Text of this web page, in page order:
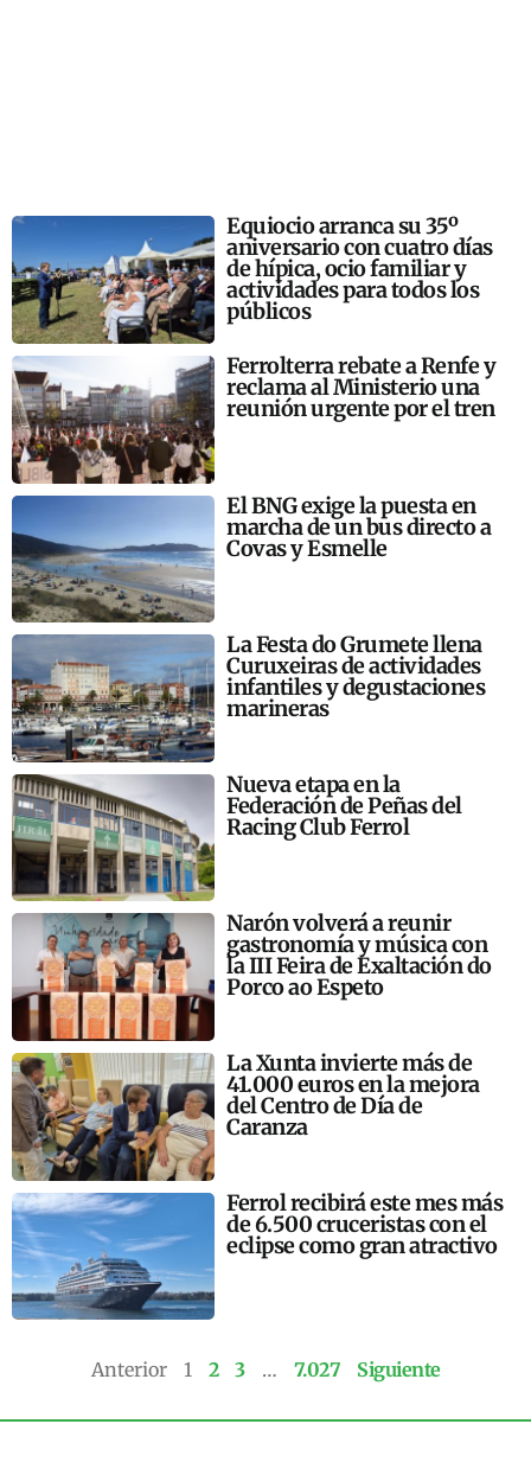
Equiocio arranca su 35º
aniversario con cuatro días
de hípica, ocio familiar y
actividades para todos los
públicos
Ferrolterra rebate a Renfe y
reclama al Ministerio una
reunión urgente por el tren
El BNG exige la puesta en
marcha de un bus directo a
Covas y Esmelle
La Festa do Grumete llena
Curuxeiras de actividades
infantiles y degustaciones
marineras
Nueva etapa en la
Federación de Peñas del
Racing Club Ferrol
Narón volverá a reunir
gastronomía y música con
la III Feira de Exaltación do
Porco ao Espeto
La Xunta invierte más de
41.000 euros en la mejora
del Centro de Día de
Caranza
Ferrol recibirá este mes más
de 6.500 cruceristas con el
eclipse como gran atractivo
Anterior 1 2 3 … 7.027 Siguiente